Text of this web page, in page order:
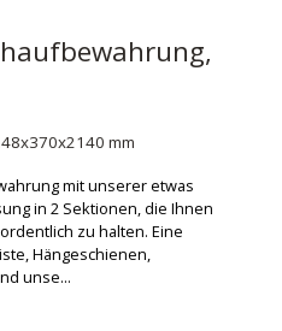
mm
mit unserer etwas
in 2 Sektionen, die Ihnen
zu halten. Eine
Hängeschienen,
unse...